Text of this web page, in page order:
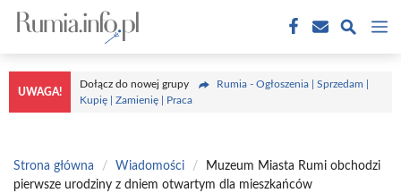
Przejdź
treści
UWAGA!
Dołącz do nowej grupy
Rumia - Ogłoszenia | Sprzedam |
Kupię | Zamienię | Praca
Strona główna / Wiadomości /
Muzeum Miasta Rumi obchodzi
pierwsze urodziny z dniem otwartym dla mieszkańców